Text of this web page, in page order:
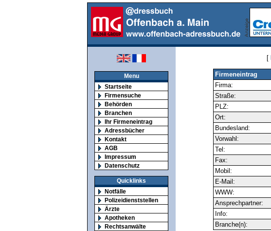
Menu
Startseite
Firmensuche
Behörden
Branchen
Ihr Firmeneintrag
Adressbücher
Kontakt
AGB
Impressum
Datenschutz
Quicklinks
Notfälle
Polizeidienststellen
Ärzte
Apotheken
Rechtsanwälte
[
Firmeneintrag
Firma:
Straße:
PLZ:
Ort:
Bundesland:
Vorwahl:
Tel:
Fax:
Mobil:
E-Mail:
WWW:
Ansprechpartner:
Info:
Branche(n):